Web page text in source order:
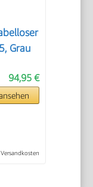
Grau
94,95 €